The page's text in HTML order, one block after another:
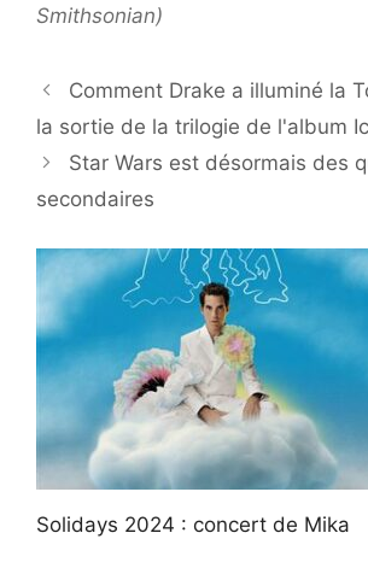
Smithsonian)
Comment Drake a illuminé la
la sortie de la trilogie de l'album
Star Wars est désormais des
secondaires
Solidays 2024 : concert de Mika